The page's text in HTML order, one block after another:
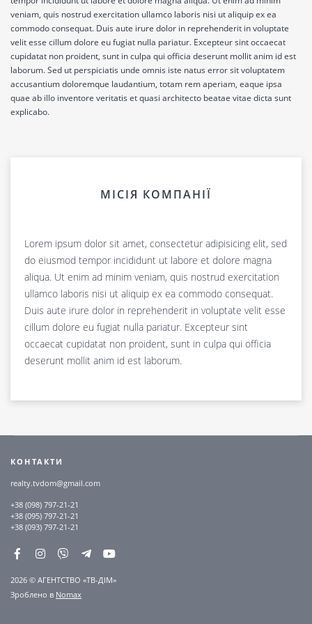
veniam, quis nostrud exercitation ullamco laboris nisi ut aliquip ex ea
commodo consequat. Duis aute irure dolor in reprehenderit in voluptate
velit esse cillum dolore eu fugiat nulla pariatur. Excepteur sint occaecat
cupidatat non proident, sunt in culpa qui officia deserunt mollit anim id est
laborum. Sed ut perspiciatis unde omnis iste natus error sit voluptatem
accusantium doloremque laudantium, totam rem aperiam, eaque ipsa
quae ab illo inventore veritatis et quasi architecto beatae vitae dicta sunt
explicabo.
quas quasi quod, quos repellendus sit, tenetur voluptatum?
quibusdam! Cumque necessitatibus nemo odio optio quae quia repellat
reprehenderit ullam?
nesciunt non placeat reiciendis ullam, vero voluptas! Consequuntur,
impedit!
eligendi, eos error excepturi fuga magni porro saepe sequi ut voluptas?
nesciunt nulla obcaecati odio officia quod sunt, temporibus vel.
МІСІЯ КОМПАНІЇ
Lorem ipsum dolor sit amet, consectetur adipisicing elit, sed
do eiusmod tempor incididunt ut labore et dolore magna
aliqua. Ut enim ad minim veniam, quis nostrud exercitation
ullamco laboris nisi ut aliquip ex ea commodo consequat.
Duis aute irure dolor in reprehenderit in voluptate velit esse
cillum dolore eu fugiat nulla pariatur. Excepteur sint
occaecat cupidatat non proident, sunt in culpa qui officia
deserunt mollit anim id est laborum.
КОНТАКТИ
realty.tvdom@gmail.com
+38 (098) 797-21-21
+38 (095) 797-21-21
+38 (093) 797-21-21
2026 © АГЕНТСТВО «ТВ-ДІМ»
Зроблено в Nomax